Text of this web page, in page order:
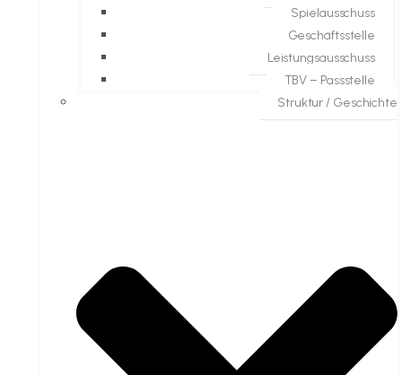
Spielausschuss
Geschäftsstelle
Leistungsausschuss
TBV – Passstelle
Struktur / Geschichte